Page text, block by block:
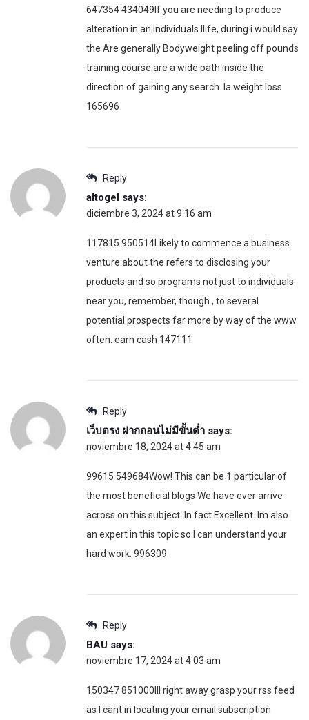
647354 434049If you are needing to produce
alteration in an individuals llife, during i would say
the Are generally Bodyweight peeling off pounds
training course are a wide path inside the
direction of gaining any search. la weight loss
165696
Reply
altogel says:
diciembre 3, 2024 at 9:16 am
117815 950514Likely to commence a business
venture about the refers to disclosing your
products and so programs not just to individuals
near you, remember, though , to several
potential prospects far more by way of the www
often. earn cash 147111
Reply
เว็บตรง ฝากถอนไม่มีขั้นต่ำ says:
noviembre 18, 2024 at 4:45 am
99615 549684Wow! This can be 1 particular of
the most beneficial blogs We have ever arrive
across on this subject. In fact Excellent. Im also
an expert in this topic so I can understand your
hard work. 996309
Reply
BAU says:
noviembre 17, 2024 at 4:03 am
150347 851000Ill right away grasp your rss feed
as I cant in locating your email subscription